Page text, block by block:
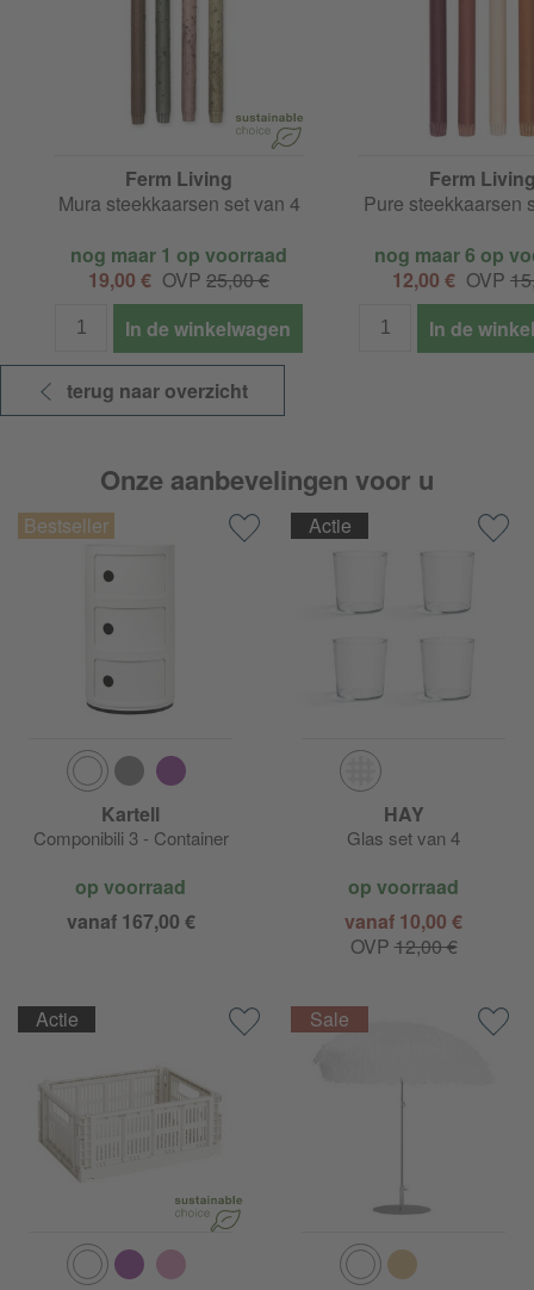
Ferm Living
Mura steekkaarsen set van 4
nog maar 1 op voorraad
19,00 € OVP 25,00 €
In de winkelwagen
Ferm
Pure steekkaarsen
nog maar 6 op
12,00 € OVP
In de
terug naar overzicht
Onze aanbevelingen voor u
Kartell
Componibili 3 - Container
op voorraad
vanaf 167,00 €
Actie
HAY
Glas set van 4
op voorraad
vanaf 10,00 €
OVP12,00 €
Actie